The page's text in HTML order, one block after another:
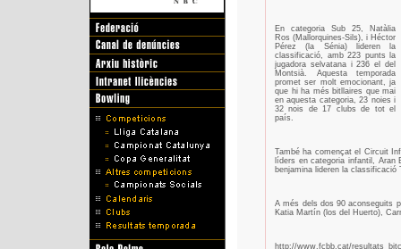
En categoria Sub 25, Natàlia
Ros (Mallorquines-Sils), i Héctor
Pérez (la Sénia) lideren la
classificació, amb 223 punts la
jugadora selvatana i 236 el del
Montsià. Aquesta temporada
promet ser molt emocionant, ja
que hi ha més bitllaires que mai
en aquesta categoria, 23 noies i
32 nois de 17 clubs de tot el
país.
També ha començat el Circuit
líders en categoria infantil, Aran
benjamina lideren la classificació
A més dels dos 90 aconseguits
Katia Martín (los del Huerto),
http://www.fcbb.cat/